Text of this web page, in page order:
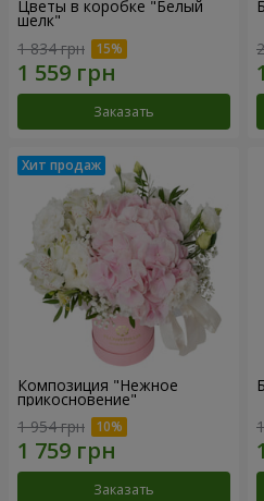
Цветы в коробке "Белый
шелк"
1 834 грн
Заказать
Композиция "Нежное
прикосновение"
1 954 грн
Заказать